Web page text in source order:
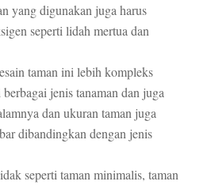
yang digunakan juga harus
seperti lidah mertua dan
taman ini lebih kompleks
jenis tanaman dan juga
dan ukuran taman juga
dibandingkan dengan jenis
seperti taman minimalis, taman